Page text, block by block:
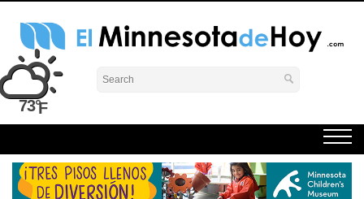
Skip
content
El Minnesota de Hoy Noticias
Latino Noticias Minnesota News
73°